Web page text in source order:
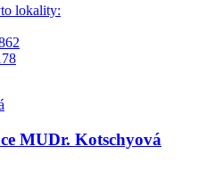
lokality:
MUDr. Kotschyová